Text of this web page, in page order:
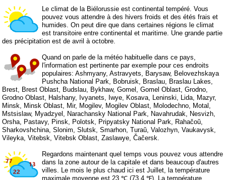
Le climat de la Biélorussie est continental tempéré. Vous
pouvez vous attendre à des hivers froids et des étés frais et
humides. On peut dire que dans certaines régions le climat
est transitoire entre continental et maritime. Une grande partie
des précipitation est de avril à octobre.
Quand on parle de la météo habituelle dans ce pays,
l'information est pertinente par exemple pour ces endroits
populaires: Ashmyany, Astravyets, Barysaw, Belovezhskaya
Pushcha National Park, Bobruisk, Braslau, Braslau Lakes,
Brest, Brest Oblast, Budslau, Bykhaw, Gomel, Gomel Oblast, Grodno,
Grodno Oblast, Halshany, Ivyanets, Iwye, Kosava, Leninski, Lida, Mazyr,
Minsk, Minsk Oblast, Mir, Mogilev, Mogilev Oblast, Molodechno, Motal,
Mstsislaw, Myadzyel, Narachansky National Park, Navahrudak, Nesvizh,
Orsha, Pastavy, Pinsk, Polotsk, Pripyatsky National Park, Rahačoŭ,
Sharkovshchina, Slonim, Slutsk, Smarhon, Turaŭ, Valozhyn, Vaukavysk,
Vileyka, Vitebsk, Vitebsk Oblast, Zaslawye, Čačersk.
Regardons maintenant quel temps vous pouvez vous attendre
dans la zone autour de la capitale et dans beaucoup d'autres
villes. Le mois le plus chaud ici est Juillet, la température
maximale moyenne est 23 ℃ (73.4 ℉). La température